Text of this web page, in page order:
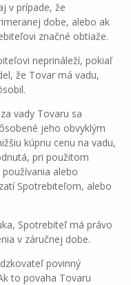
v prípade, že
dobe, alebo ak
značné obtiaže.
neprináleží, pokiaľ
že Tovar má vadu,
vady Tovaru sa
jeho obvyklým
kúpnu cenu na vadu,
pri použitom
alebo
Spotrebiteľom, alebo
Spotrebiteľ má právo
v záručnej dobe.
povinný
to povaha Tovaru